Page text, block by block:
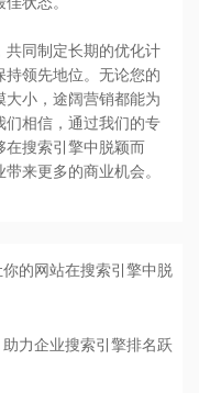
共同制定长期的优化计
领先地位。无论您的
小，途阔营销都能为
们相信，通过我们的专
在搜索引擎中脱颖而
来更多的商业机会。
你的网站在搜索引擎中脱
助力企业搜索引擎排名跃